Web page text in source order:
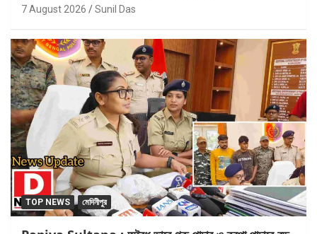
7 August 2026 Sunil Das
TOP NEWS মেদিনীপুর